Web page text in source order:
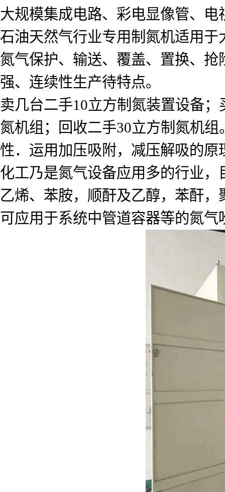
大规模集成电路、彩电显像管、
石油天然气行业专用制氮机适用
氮气保护、输送、覆盖、置换、
强、连续性生产待特点。
卖几台二手10立方制氮装置设备
氮机组；回收二手30立方制氮机
性．运用加压吸附，减压解吸的原
化工乃是氮气设备应用多的行业
乙烯、苯胺，顺酐及乙醇，苯酐
可应用于系统中管道容器等的氮